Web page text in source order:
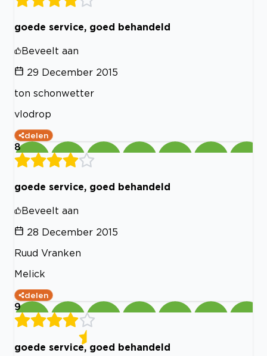
goede service, goed behandeld
Beveelt aan
29 December 2015
ton schonwetter
vlodrop
delen
8
goede service, goed behandeld
Beveelt aan
28 December 2015
Ruud Vranken
Melick
delen
9
goede service, goed behandeld